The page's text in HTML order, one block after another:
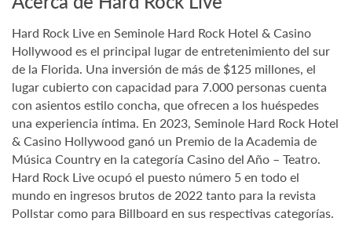
Hard Rock Live en Seminole Hard Rock Hotel & Casino
Hollywood es el principal lugar de entretenimiento del sur
de la Florida. Una inversión de más de $125 millones, el
lugar cubierto con capacidad para 7.000 personas cuenta
con asientos estilo concha, que ofrecen a los huéspedes
una experiencia íntima. En 2023, Seminole Hard Rock Hotel
& Casino Hollywood ganó un Premio de la Academia de
Música Country en la categoría Casino del Año – Teatro.
Hard Rock Live ocupó el puesto número 5 en todo el
mundo en ingresos brutos de 2022 tanto para la revista
Pollstar como para Billboard en sus respectivas categorías.